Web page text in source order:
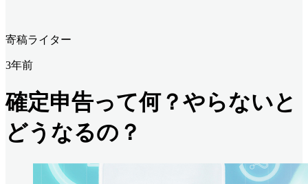
寄稿ライター
3年前
確定申告って何？やらないと
どうなるの？